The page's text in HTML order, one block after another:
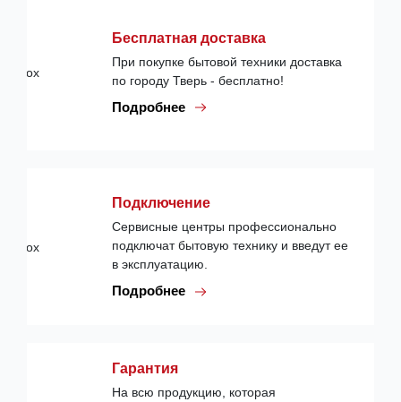
Бесплатная доставка
При покупке бытовой техники доставка
по городу Тверь - бесплатно!
Подробнее
Подключение
Сервисные центры профессионально
подключат бытовую технику и введут ее
в эксплуатацию.
Подробнее
Гарантия
На всю продукцию, которая